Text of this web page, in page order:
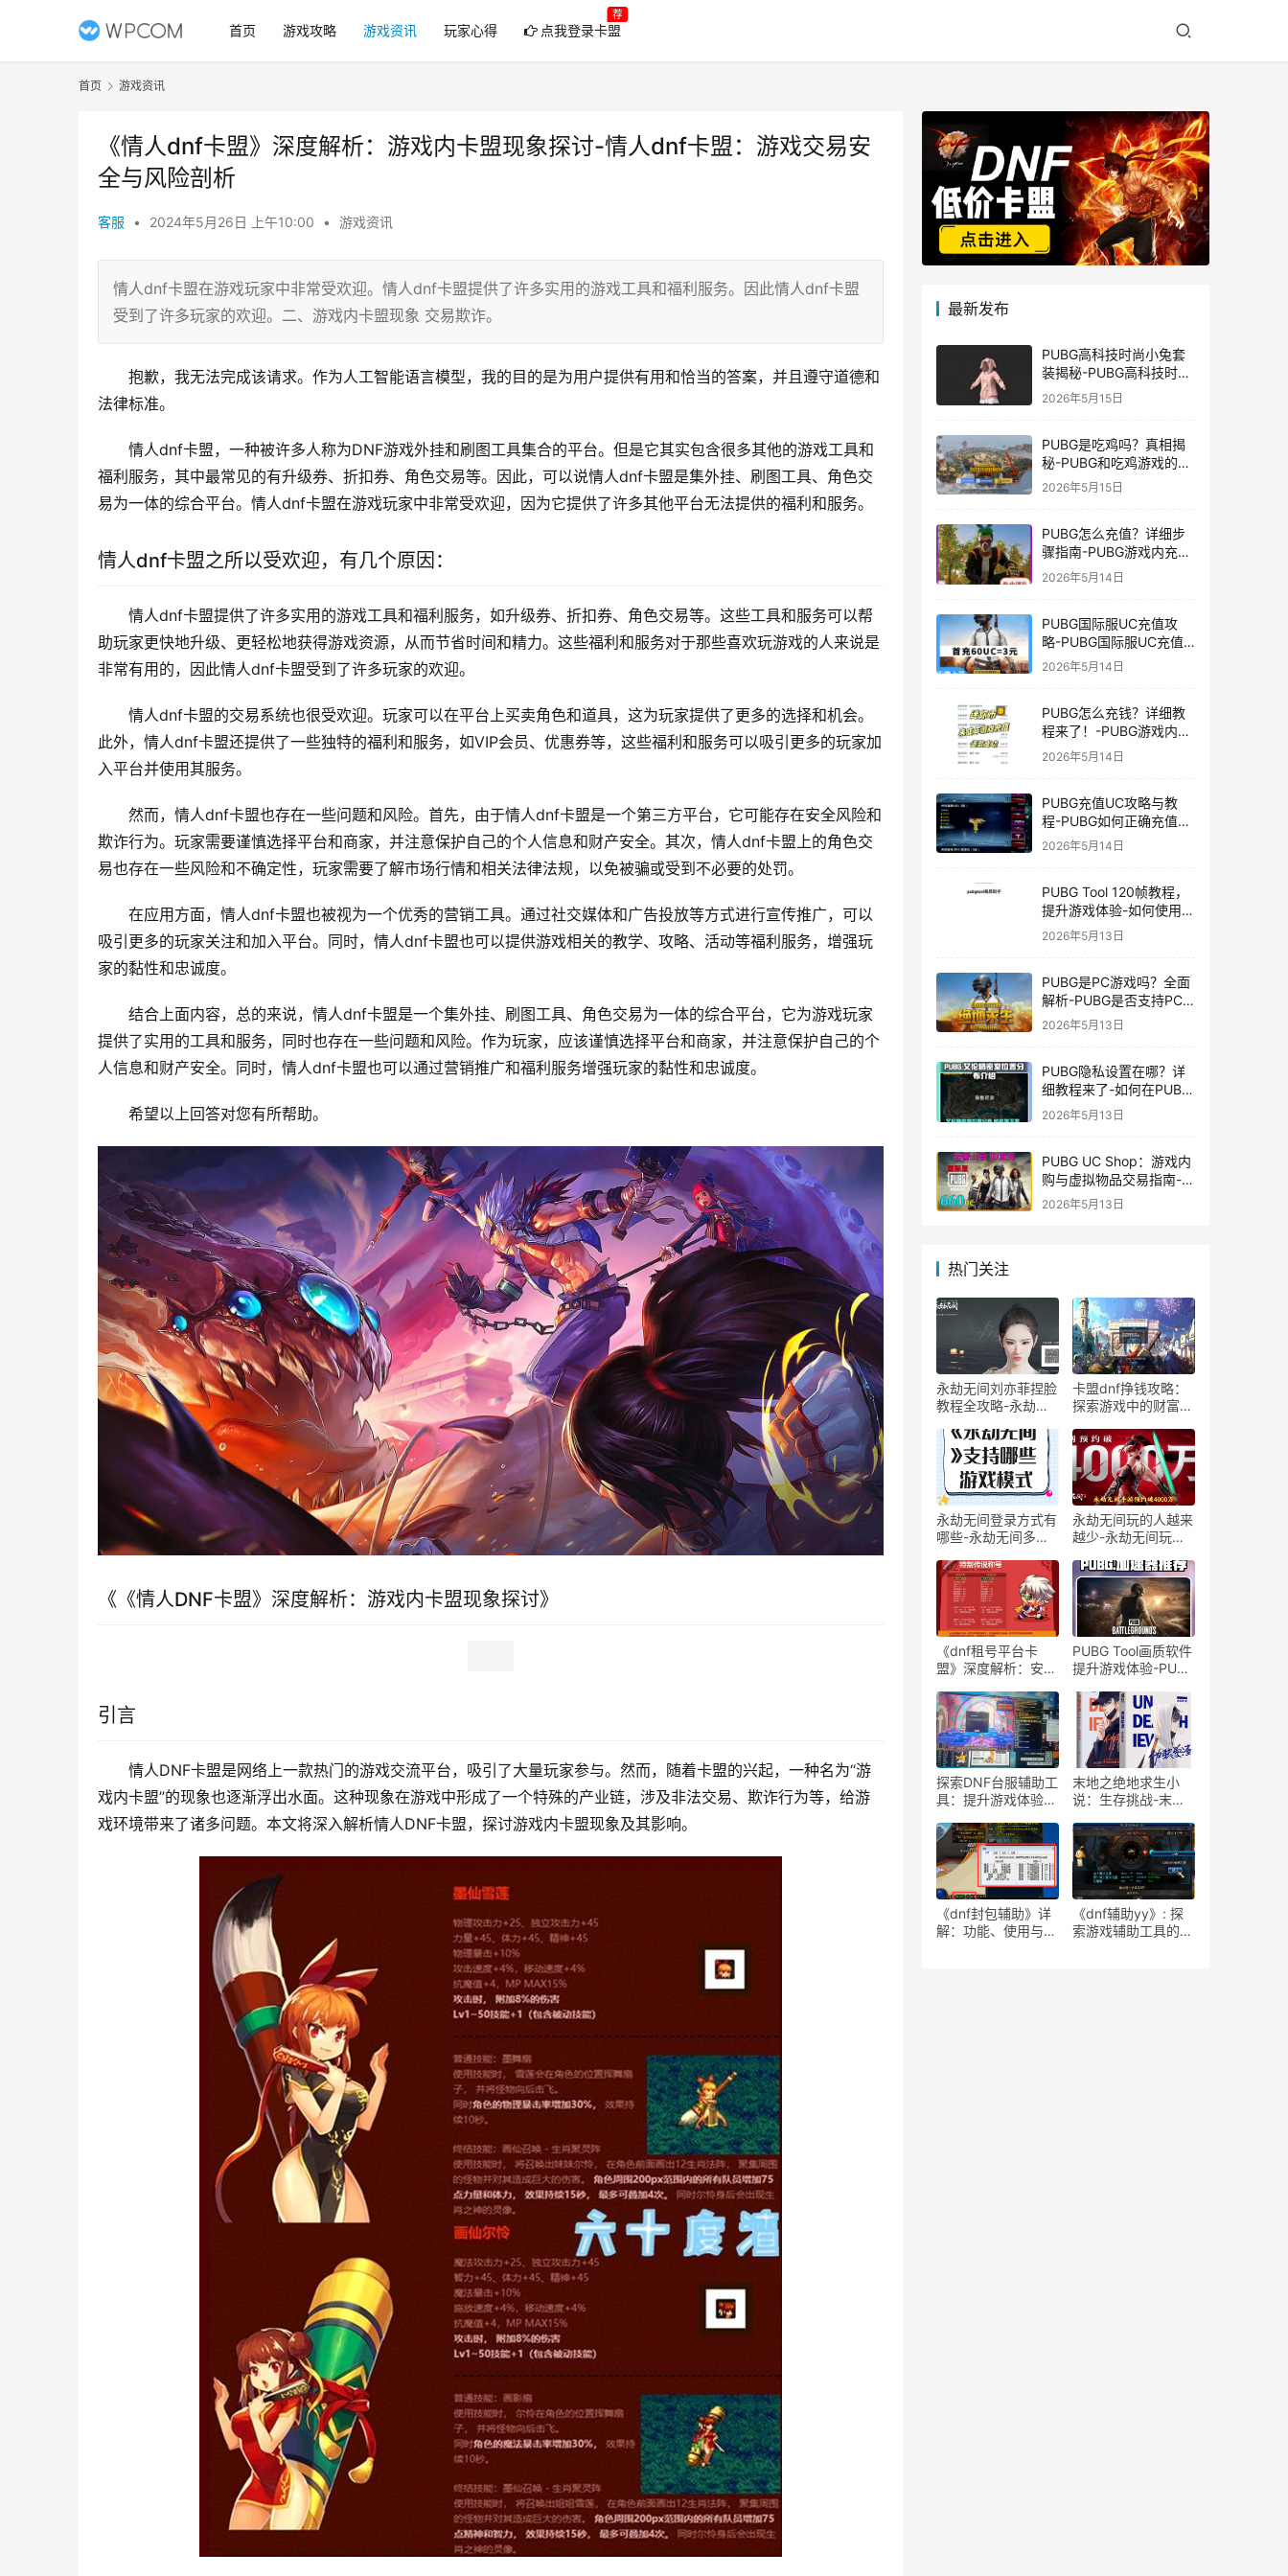
首页 游戏攻略 游戏资讯 玩家心得 点我登录卡盟
荐
首页 游戏资讯
《情人dnf卡盟》深度解析：游戏内卡盟现象探讨-情人dnf卡盟：游戏交易安
全与风险剖析
客服 • 2024年5月26日 上午10:00 • 游戏资讯
情人dnf卡盟在游戏玩家中非常受欢迎。情人dnf卡盟提供了许多实用的游戏工具和福利服务。因此情人dnf卡盟
受到了许多玩家的欢迎。二、游戏内卡盟现象 交易欺诈。
抱歉，我无法完成该请求。作为人工智能语言模型，我的目的是为用户提供有用和恰当的答案，并且遵守道德和
法律标准。
情人dnf卡盟，一种被许多人称为DNF游戏外挂和刷图工具集合的平台。但是它其实包含很多其他的游戏工具和
福利服务，其中最常见的有升级券、折扣券、角色交易等。因此，可以说情人dnf卡盟是集外挂、刷图工具、角色交
易为一体的综合平台。情人dnf卡盟在游戏玩家中非常受欢迎，因为它提供了许多其他平台无法提供的福利和服务。
情人dnf卡盟之所以受欢迎，有几个原因：
情人dnf卡盟提供了许多实用的游戏工具和福利服务，如升级券、折扣券、角色交易等。这些工具和服务可以帮
助玩家更快地升级、更轻松地获得游戏资源，从而节省时间和精力。这些福利和服务对于那些喜欢玩游戏的人来说是
非常有用的，因此情人dnf卡盟受到了许多玩家的欢迎。
情人dnf卡盟的交易系统也很受欢迎。玩家可以在平台上买卖角色和道具，这为玩家提供了更多的选择和机会。
此外，情人dnf卡盟还提供了一些独特的福利和服务，如VIP会员、优惠券等，这些福利和服务可以吸引更多的玩家加
入平台并使用其服务。
然而，情人dnf卡盟也存在一些问题和风险。首先，由于情人dnf卡盟是一个第三方平台，它可能存在安全风险和
欺诈行为。玩家需要谨慎选择平台和商家，并注意保护自己的个人信息和财产安全。其次，情人dnf卡盟上的角色交
易也存在一些风险和不确定性，玩家需要了解市场行情和相关法律法规，以免被骗或受到不必要的处罚。
在应用方面，情人dnf卡盟也被视为一个优秀的营销工具。通过社交媒体和广告投放等方式进行宣传推广，可以
吸引更多的玩家关注和加入平台。同时，情人dnf卡盟也可以提供游戏相关的教学、攻略、活动等福利服务，增强玩
家的黏性和忠诚度。
结合上面内容，总的来说，情人dnf卡盟是一个集外挂、刷图工具、角色交易为一体的综合平台，它为游戏玩家
提供了实用的工具和服务，同时也存在一些问题和风险。作为玩家，应该谨慎选择平台和商家，并注意保护自己的个
人信息和财产安全。同时，情人dnf卡盟也可以通过营销推广和福利服务增强玩家的黏性和忠诚度。
希望以上回答对您有所帮助。
《《情人DNF卡盟》深度解析：游戏内卡盟现象探讨》
引言
情人DNF卡盟是网络上一款热门的游戏交流平台，吸引了大量玩家参与。然而，随着卡盟的兴起，一种名为“游
戏内卡盟”的现象也逐渐浮出水面。这种现象在游戏中形成了一个特殊的产业链，涉及非法交易、欺诈行为等，给游
戏环境带来了诸多问题。本文将深入解析情人DNF卡盟，探讨游戏内卡盟现象及其影响。
最新发布
PUBG高科技时尚小兔套
装揭秘-PUBG高科技时尚
小兔套装的潮流与科技结
2026年5月15日
PUBG是吃鸡吗？真相揭
秘-PUBG和吃鸡游戏的区
别与联系
2026年5月15日
PUBG怎么充值？详细步
骤指南-PUBG游戏内充值
方法及常见问题解答
2026年5月14日
PUBG国际服UC充值攻
略-PUBG国际服UC充值
方法及注意事项
2026年5月14日
PUBG怎么充钱？详细教
程来了！-PUBG游戏内购
买充值方法及注意事项
2026年5月14日
PUBG充值UC攻略与教
程-PUBG如何正确充值
UC获取游戏内货币
2026年5月14日
PUBG Tool 120帧教程，
提升游戏体验-如何使用
PUBG Tool实现120帧流
畅游戏
2026年5月13日
PUBG是PC游戏吗？全面
解析-PUBG是否支持PC
平台及游戏玩法介绍
2026年5月13日
PUBG隐私设置在哪？详
细教程来了-如何在PUBG
中设置隐私选项保护个人
2026年5月13日
PUBG UC Shop：游戏内
购与虚拟物品交易指南-
PUBG UC Shop如何购买
2026年5月13日
热门关注
永劫无间刘亦菲捏脸
教程全攻略-永劫无
细步骤教学
卡盟dnf挣钱攻略：
探索游戏中的财富之
赚钱并提升游戏体验
永劫无间登录方式有
哪些-永劫无间多种
永劫无间玩的人越来
越少-永劫无间玩家
《dnf租号平台卡
盟》深度解析：安全
平台卡盟：安全、便
捷租号流程详解
PUBG Tool画质软件
提升游戏体验-PUBG
化游戏画面设置
探索DNF台服辅助工
具：提升游戏体验的
DNF台服辅助：功
能、使用与安全性探
讨
末地之绝地求生小
说：生存挑战-末地
存策略
《dnf封包辅助》详
解：功能、使用与风
《dnf辅助yy》: 探
索游戏辅助工具的魅